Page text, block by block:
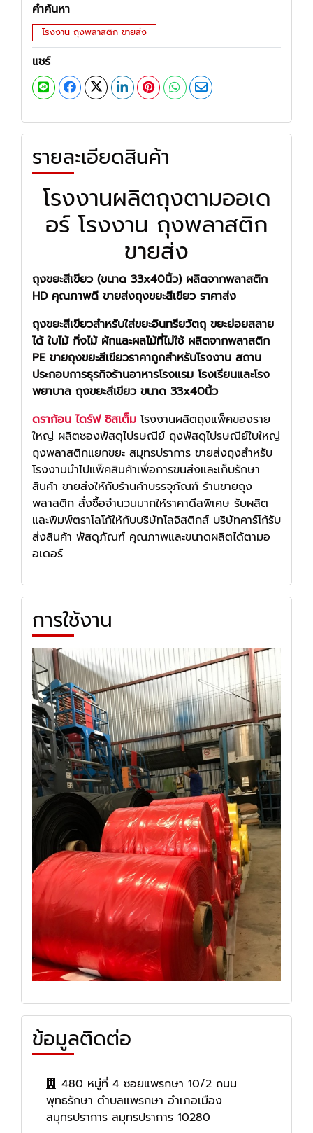
คำค้นหา
โรงงาน ถุงพลาสติก ขายส่ง
แชร์
รายละเอียดสินค้า
โรงงานผลิตถุงตามออเด
อร์ โรงงาน ถุงพลาสติก
ขายส่ง
ถุงขยะสีเขียว (ขนาด 33x40นิ้ว) ผลิตจากพลาสติก
HD คุณภาพดี ขายส่งถุงขยะสีเขียว ราคาส่ง
ถุงขยะสีเขียวสำหรับใส่ขยะอินทรียวัตถุ ขยะย่อยสลาย
ได้ ใบไม้ กิ่งไม้ ผักและผลไม้ที่ไม่ใช้ ผลิตจากพลาสติก
PE ขายถุงขยะสีเขียวราคาถูกสำหรับโรงงาน สถาน
ประกอบการธุรกิจร้านอาหารโรงแรม โรงเรียนและโรง
พยาบาล ถุงขยะสีเขียว ขนาด 33x40นิ้ว
ดราก้อน ไดร์ฟ ซิสเต็ม โรงงานผลิตถุงแพ็คของราย
ใหญ่ ผลิตซองพัสดุไปรษณีย์ ถุงพัสดุไปรษณีย์ใบใหญ่
ถุงพลาสติกแยกขยะ สมุทรปราการ ขายส่งถุงสำหรับ
โรงงานนำไปแพ็คสินค้าเพื่อการขนส่งและเก็บรักษา
สินค้า ขายส่งให้กับร้านค้าบรรจุภัณฑ์ ร้านขายถุง
พลาสติก สั่งซื้อจำนวนมากให้ราคาดีลพิเศษ รับผลิต
และพิมพ์ตราโลโก้ให้กับบริษัทโลจิสติกส์ บริษัทคาร์โก้รับ
ส่งสินค้า พัสดุภัณฑ์ คุณภาพและขนาดผลิตได้ตามอ
อเดอร์
การใช้งาน
ข้อมูลติดต่อ
480 หมู่ที่ 4 ซอยแพรกษา 10/2 ถนน
พุทธรักษา ตำบลแพรกษา อำเภอเมือง
สมุทรปราการ สมุทรปราการ 10280